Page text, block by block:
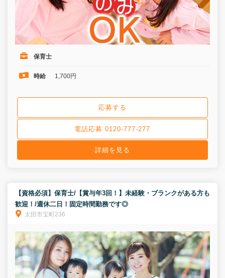
保育士
時給 1,700円
応募する
電話応募 0120-777-277
詳細を見る
【資格必須】保育士/【賞与年3回！】未経験・ブランクがある方も
歓迎！/週休二日！固定時間勤務です◎
太田市宝町236